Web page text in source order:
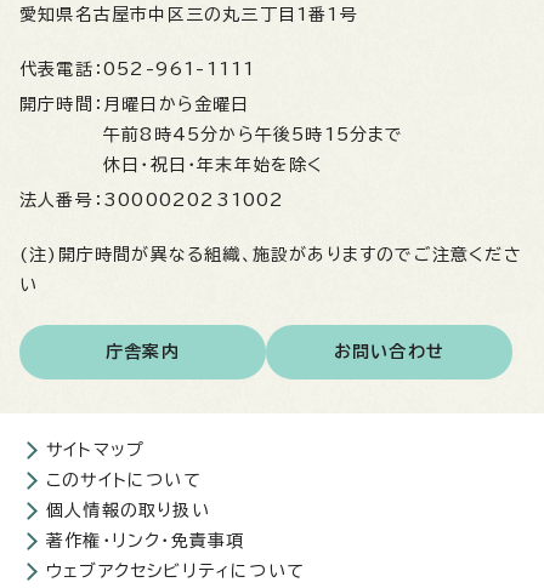
愛知県名古屋市中区三の丸三丁目1番1号
代表電話： 052-961-1111
開庁時間： 月曜日から金曜日
午前8時45分から午後5時15分まで
休日・祝日・年末年始を除く
法人番号： 3000020231002
(注)開庁時間が異なる組織、施設がありますのでご注意くださ
い
庁舎案内 お問い合わせ
サイトマップ
このサイトについて
個人情報の取り扱い
著作権・リンク・免責事項
ウェブアクセシビリティについて